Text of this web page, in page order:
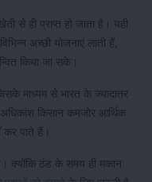
से ही प्राप्त हो जाता है। यही
अच्छी योजनाएं लाती हैं,
किया जा सके।
माध्यम से भारत के ज्यादातर
किसान कमजोर आर्थिक
कर पाते हैं।
क्योंकि ठंड के समय ही मकान